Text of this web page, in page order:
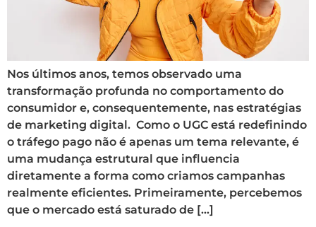
Nos últimos anos, temos observado uma
transformação profunda no comportamento do
consumidor e, consequentemente, nas estratégias
de marketing digital. Como o UGC está redefinindo
o tráfego pago não é apenas um tema relevante, é
uma mudança estrutural que influencia
diretamente a forma como criamos campanhas
realmente eficientes. Primeiramente, percebemos
que o mercado está saturado de […]